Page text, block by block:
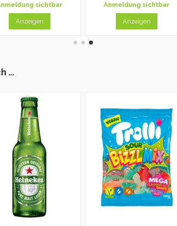
sichtbar
Anzeigen
Anmeldung sichtbar
Anzeigen
...